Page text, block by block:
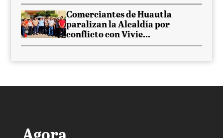
Comerciantes de Huautla
paralizan la Alcaldía por
conflicto con Vivie...